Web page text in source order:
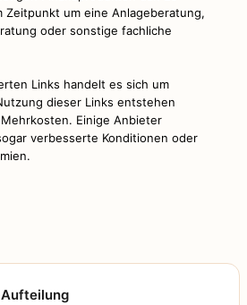
Zeitpunkt um eine Anlageberatung,
oder sonstige fachliche
Links handelt es sich um
dieser Links entstehen
Einige Anbieter
verbesserte Konditionen oder